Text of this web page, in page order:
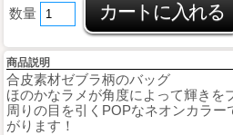
数量
商品説明
合皮素材ゼブラ柄のバッグ
ほのかなラメが角度によって輝きを
周りの目を引くPOPなネオンカラー
がります！